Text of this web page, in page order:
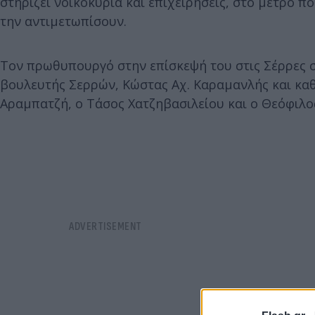
την αντιμετωπίσουν.
Τον πρωθυπουργό στην επίσκεψή του στις
βουλευτής Σερρών, Κώστας Αχ. Καραμανλής και
Αραμπατζή, ο Τάσος Χατζηβασιλείου και ο